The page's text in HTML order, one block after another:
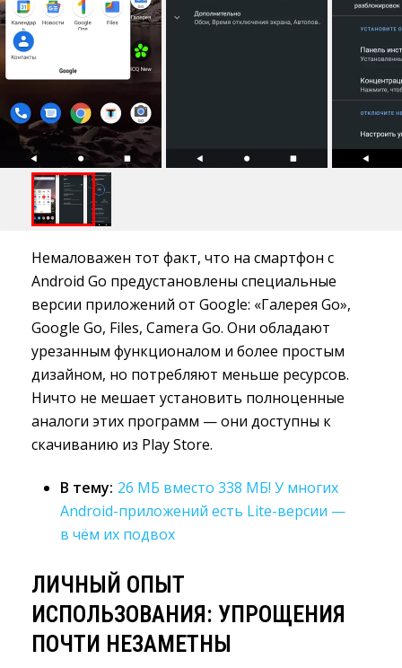
Немаловажен тот факт, что на смартфон с
Android Go предустановлены специальные
версии приложений от Google: «Галерея Go»,
Google Go, Files, Camera Go. Они обладают
урезанным функционалом и более простым
дизайном, но потребляют меньше ресурсов.
Ничто не мешает установить полноценные
аналоги этих программ — они доступны к
скачиванию из Play Store.
В тему: 26 МБ вместо 338 МБ! У многих
Android-приложений есть Lite-версии —
в чём их подвох
ЛИЧНЫЙ ОПЫТ
ИСПОЛЬЗОВАНИЯ: УПРОЩЕНИЯ
ПОЧТИ НЕЗАМЕТНЫ